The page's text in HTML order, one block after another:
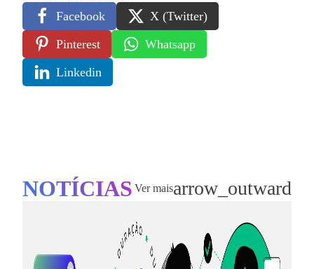
Facebook
X (Twitter)
Pinterest
Whatsapp
Linkedin
NOTÍCIAS Ver maisarrow_outward